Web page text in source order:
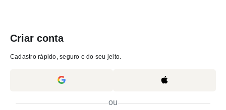
Criar conta
Cadastro rápido, seguro e do seu jeito.
ou